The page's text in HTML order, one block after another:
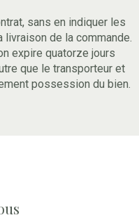
sans en indiquer les
de la commande.
expire quatorze jours
que le transporteur et
possession du bien.